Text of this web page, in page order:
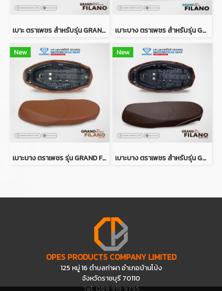
เบาะ ตราเพชร สำหรับรุ่น GRAND FILANO ปี 2014-2017 (สีน้ำตาลเข้มคิ้วขาว) เบาะบาง ตราเพชร สำหรับรุ่น GRAND FILANO ปี 2014-2017 (สีดำ)
New
เบาะบาง ตราเพชร รุ่น GRAND FILANO ปี 2014-2017 (สีน้ำตาลอ่อน)
New
เบาะบาง ตราเพชร สำหรับรุ่น GRAND FILANO ปี 2014-2017 (สีน้ำตาลเข้มคิ้วขาว)
OPES PRODUCTS COMPANY LIMITED
125 หมู่ 16 ตำบลท่าผา อำเภอบ้านโป่ง
จังหวัดราชบุรี 70110
Tel. 089 919 9755